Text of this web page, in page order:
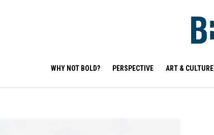
WHY NOT BOLD? PERSPECTIVE ART & CULTURE